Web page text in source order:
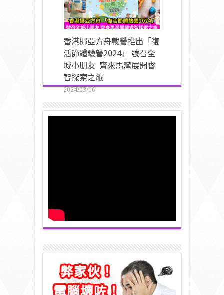
香港挪亞方舟載譽推出「復
活節體驗營2024」 號召全
城小朋友 齊來馬灣展開睿
智探索之旅
2024/03/06